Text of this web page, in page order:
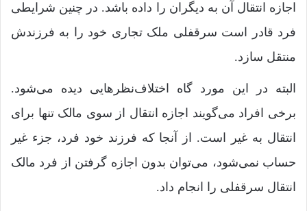
اجازه انتقال آن به دیگران را داده باشد. در چنین شرایطی
فرد قادر است سرقفلی ملک تجاری خود را به فرزندش
منتقل سازد.
البته در این مورد گاه اختلاف‌نظرهایی دیده می‌شود.
برخی افراد می‌گویند اجازه انتقال از سوی مالک تنها برای
انتقال به غیر است. از آنجا که فرزند خود فرد، جزء غیر
حساب نمی‌شود، می‌توان بدون اجازه گرفتن از فرد مالک
انتقال سرقفلی را انجام داد.